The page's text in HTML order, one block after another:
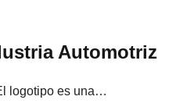
Automotriz
logotipo es una…